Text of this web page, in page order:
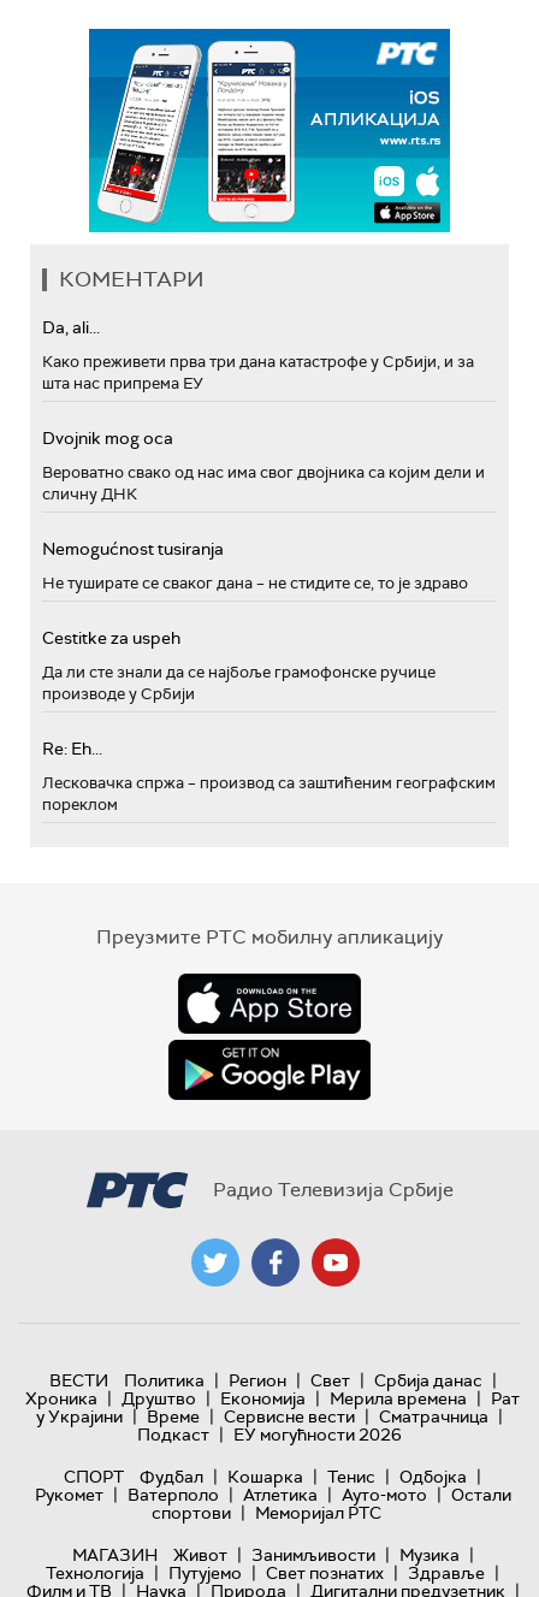
КОМЕНТАРИ
Da, ali...
Како преживети прва три дана катастрофе у Србији, и за
шта нас припрема ЕУ
Dvojnik mog oca
Вероватно свако од нас има свог двојника са којим дели и
сличну ДНК
Nemogućnost tusiranja
Не туширате се сваког дана – не стидите се, то је здраво
Cestitke za uspeh
Да ли сте знали да се најбоље грамофонске ручице
производе у Србији
Re: Eh...
Лесковачка спржа – производ са заштићеним географским
пореклом
Преузмите РТС мобилну апликацију
Радио Телевизија Србије
ВЕСТИ Политика | Регион | Свет | Србија данас |
Хроника | Друштво | Економија | Мерила времена | Рат
у Украјини | Време | Сервисне вести | Сматрачница |
Подкаст | ЕУ могућности 2026
СПОРТ
Фудбал | Кошарка | Тенис | Одбојка |
Рукомет | Ватерполо | Атлетика | Ауто-мото | Остали
спортови | Меморијал РТС
МАГАЗИН
Живот | Занимљивости | Музика |
Технологијa | Путујемо | Свет познатих | Здравље |
Филм и ТВ | Наука | Природа | Дигитални предузетник |